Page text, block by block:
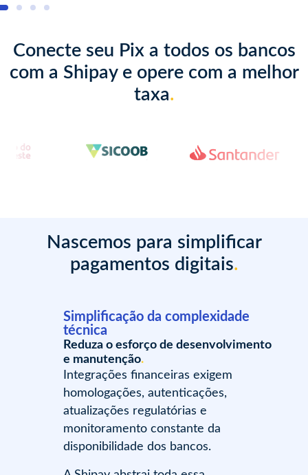
Conecte seu Pix a todos os bancos
com a Shipay e opere com a melhor
taxa.
Nascemos para simplificar
pagamentos digitais.
Simplificação da complexidade
técnica
Reduza o esforço de desenvolvimento
e manutenção.
Integrações financeiras exigem
homologações, autenticações,
atualizações regulatórias e
monitoramento constante da
disponibilidade dos bancos.